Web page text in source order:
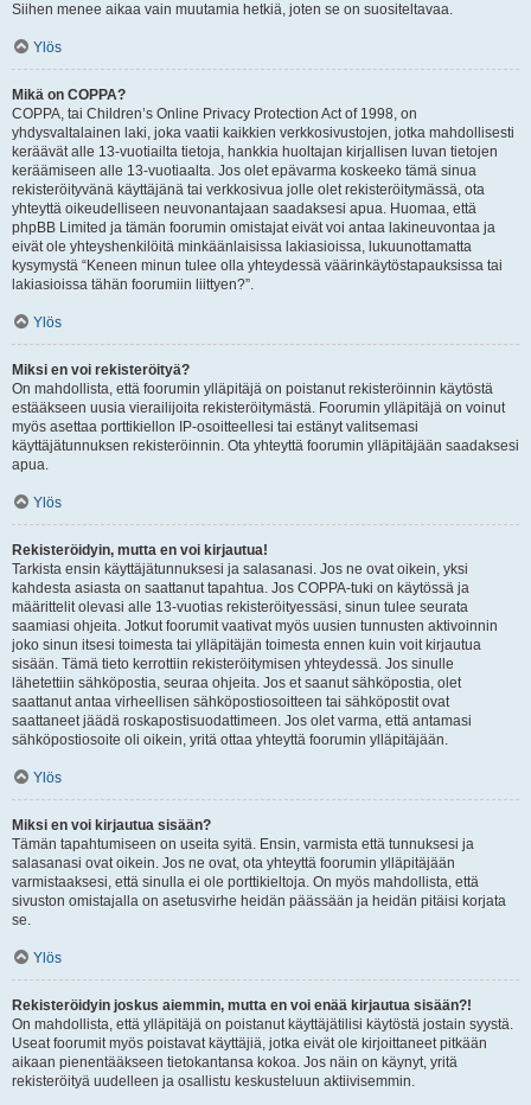
Siihen menee aikaa vain muutamia hetkiä, joten se on suositeltavaa.
Ylös
Mikä on COPPA?
COPPA, tai Children’s Online Privacy Protection Act of 1998, on
yhdysvaltalainen laki, joka vaatii kaikkien verkkosivustojen, jotka mahdollisesti
keräävät alle 13-vuotiailta tietoja, hankkia huoltajan kirjallisen luvan tietojen
keräämiseen alle 13-vuotiaalta. Jos olet epävarma koskeeko tämä sinua
rekisteröityvänä käyttäjänä tai verkkosivua jolle olet rekisteröitymässä, ota
yhteyttä oikeudelliseen neuvonantajaan saadaksesi apua. Huomaa, että
phpBB Limited ja tämän foorumin omistajat eivät voi antaa lakineuvontaa ja
eivät ole yhteyshenkilöitä minkäänlaisissa lakiasioissa, lukuunottamatta
kysymystä “Keneen minun tulee olla yhteydessä väärinkäytöstapauksissa tai
lakiasioissa tähän foorumiin liittyen?”.
Ylös
Miksi en voi rekisteröityä?
On mahdollista, että foorumin ylläpitäjä on poistanut rekisteröinnin käytöstä
estääkseen uusia vierailijoita rekisteröitymästä. Foorumin ylläpitäjä on voinut
myös asettaa porttikiellon IP-osoitteellesi tai estänyt valitsemasi
käyttäjätunnuksen rekisteröinnin. Ota yhteyttä foorumin ylläpitäjään saadaksesi
apua.
Ylös
Rekisteröidyin, mutta en voi kirjautua!
Tarkista ensin käyttäjätunnuksesi ja salasanasi. Jos ne ovat oikein, yksi
kahdesta asiasta on saattanut tapahtua. Jos COPPA-tuki on käytössä ja
määrittelit olevasi alle 13-vuotias rekisteröityessäsi, sinun tulee seurata
saamiasi ohjeita. Jotkut foorumit vaativat myös uusien tunnusten aktivoinnin
joko sinun itsesi toimesta tai ylläpitäjän toimesta ennen kuin voit kirjautua
sisään. Tämä tieto kerrottiin rekisteröitymisen yhteydessä. Jos sinulle
lähetettiin sähköpostia, seuraa ohjeita. Jos et saanut sähköpostia, olet
saattanut antaa virheellisen sähköpostiosoitteen tai sähköpostit ovat
saattaneet jäädä roskapostisuodattimeen. Jos olet varma, että antamasi
sähköpostiosoite oli oikein, yritä ottaa yhteyttä foorumin ylläpitäjään.
Ylös
Miksi en voi kirjautua sisään?
Tämän tapahtumiseen on useita syitä. Ensin, varmista että tunnuksesi ja
salasanasi ovat oikein. Jos ne ovat, ota yhteyttä foorumin ylläpitäjään
varmistaaksesi, että sinulla ei ole porttikieltoja. On myös mahdollista, että
sivuston omistajalla on asetusvirhe heidän päässään ja heidän pitäisi korjata
se.
Ylös
Rekisteröidyin joskus aiemmin, mutta en voi enää kirjautua sisään?!
On mahdollista, että ylläpitäjä on poistanut käyttäjätilisi käytöstä jostain syystä.
Useat foorumit myös poistavat käyttäjiä, jotka eivät ole kirjoittaneet pitkään
aikaan pienentääkseen tietokantansa kokoa. Jos näin on käynyt, yritä
rekisteröityä uudelleen ja osallistu keskusteluun aktiivisemmin.